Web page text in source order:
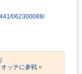
062300088/
ッチに参戦 »